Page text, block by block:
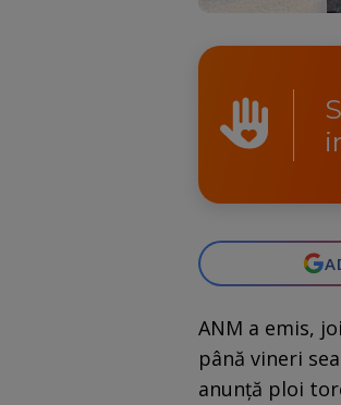
ANM a emis,
până vineri
anunță ploi